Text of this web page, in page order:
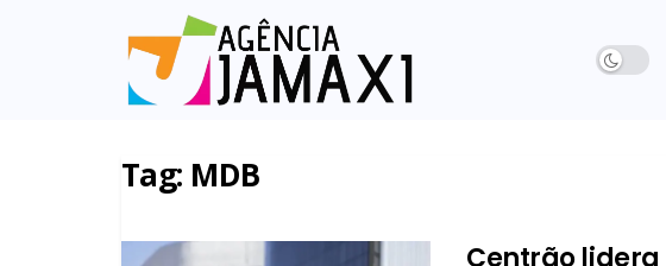
Tag: MDB
Centrão